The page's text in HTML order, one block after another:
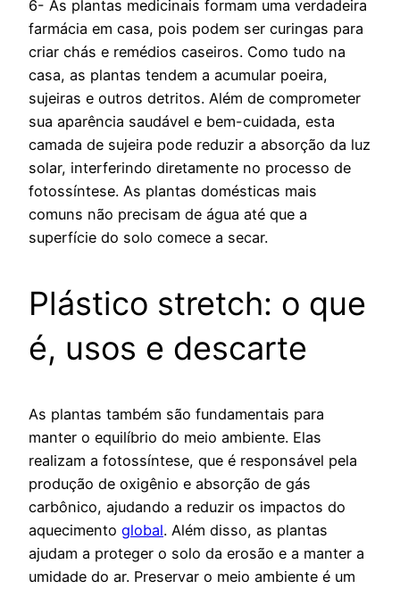
6- As plantas medicinais formam uma verdadeira
farmácia em casa, pois podem ser curingas para
criar chás e remédios caseiros. Como tudo na
casa, as plantas tendem a acumular poeira,
sujeiras e outros detritos. Além de comprometer
sua aparência saudável e bem-cuidada, esta
camada de sujeira pode reduzir a absorção da luz
solar, interferindo diretamente no processo de
fotossíntese. As plantas domésticas mais
comuns não precisam de água até que a
superfície do solo comece a secar.
Plástico stretch: o que
é, usos e descarte
As plantas também são fundamentais para
manter o equilíbrio do meio ambiente. Elas
realizam a fotossíntese, que é responsável pela
produção de oxigênio e absorção de gás
carbônico, ajudando a reduzir os impactos do
aquecimento global. Além disso, as plantas
ajudam a proteger o solo da erosão e a manter a
umidade do ar. Preservar o meio ambiente é um